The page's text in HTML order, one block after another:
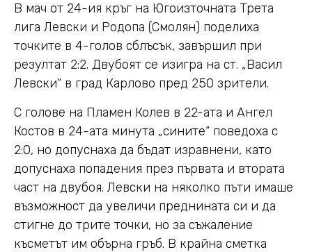
В мач от 24-ия кръг на Югоизточната Трета
лига Левски и Родопа (Смолян) поделиха
точките в 4-голов сблъсък, завършил при
резултат 2:2. Двубоят се изигра на ст. „Васил
Левски“ в град Карлово пред 250 зрители.
С голове на Пламен Колев в 22-ата и Ангел
Костов в 24-ата минута „сините“ поведоха с
2:0, но допуснаха да бъдат изравнени, като
допуснаха попадения през първата и втората
част на двубоя. Левски на няколко пъти имаше
възможност да увеличи преднината си и да
стигне до трите точки, но за съжаление
късметът им обърна гръб. В крайна сметка